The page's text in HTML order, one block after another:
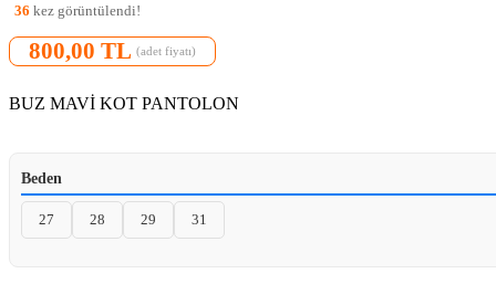
36 kez görüntülendi!
800,00 TL (adet fiyatı)
BUZ MAVİ KOT PANTOLON
Beden
27 28 29 31